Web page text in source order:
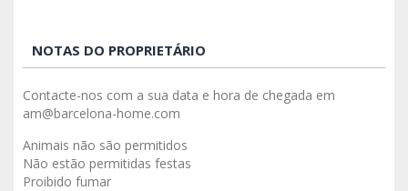
NOTAS DO PROPRIETÁRIO
Contacte-nos com a sua data e hora de chegada em
am@barcelona-home.com
Animais não são permitidos
Não estão permitidas festas
Proibido fumar